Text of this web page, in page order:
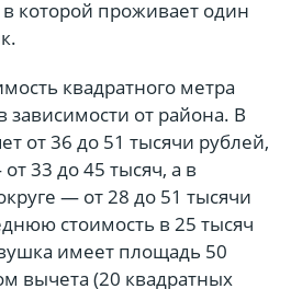
которой проживает один
квадратного метра
зависимости от района. В
от 36 до 51 тысячи рублей,
33 до 45 тысяч, а в
— от 28 до 51 тысячи
стоимость в 25 тысяч
имеет площадь 50
вычета (20 квадратных